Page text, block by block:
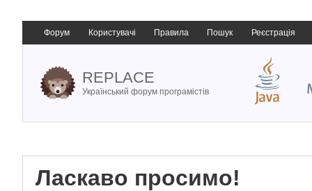
Форум Користувачі Правила Пошук Реєстрація
REPLACE
Український форум програмістів
Ласкаво просимо!